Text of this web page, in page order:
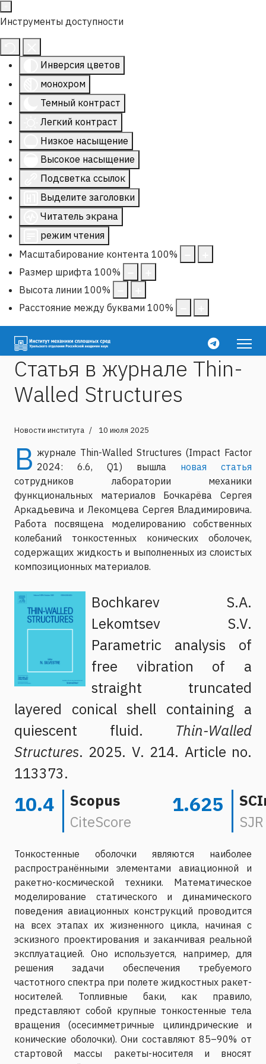
Инструменты доступности
Инверсия цветов
монохром
Темный контраст
Легкий контраст
Низкое насыщение
Высокое насыщение
Подсветка ссылок
Выделите заголовки
Читатель экрана
режим чтения
Масштабирование контента 100%
Размер шрифта 100%
Высота линии 100%
Расстояние между буквами 100%
Cтатья в журнале Thin-
Walled Structures
Новости института 10 июля 2025
В журнале Thin-Walled Structures (Impact Factor
2024: 6.6, Q1) вышла новая статья
сотрудников лаборатории механики
функциональных материалов Бочкарёва Сергея
Аркадьевича и Лекомцева Сергея Владимировича.
Работа посвящена моделированию собственных
колебаний тонкостенных конических оболочек,
содержащих жидкость и выполненных из слоистых
композиционных материалов.
Bochkarev S.A.
Lekomtsev S.V.
Parametric analysis of
free vibration of a
straight truncated
layered conical shell containing a
quiescent fluid. Thin-Walled
Structures. 2025. V. 214. Article no.
113373.
10.4
Scopus
CiteScore
1.625
SJR
Тонкостенные оболочки являются наиболее
распространёнными элементами авиационной и
ракетно-космической техники. Математическое
моделирование статического и динамического
поведения авиационных конструкций проводится
на всех этапах их жизненного цикла, начиная с
эскизного проектирования и заканчивая реальной
эксплуатацией. Оно используется, например, для
решения задачи обеспечения требуемого
частотного спектра при полете жидкостных ракет-
носителей. Топливные баки, как правило,
представляют собой крупные тонкостенные тела
вращения (осесимметричные цилиндрические и
конические оболочки). Они составляют 85–90% от
стартовой массы ракеты-носителя и вносят